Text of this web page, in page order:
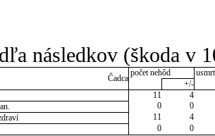
následkov (škoda v
Čadca
počet nehôd
+/-
11
4
0
0
11
4
0 0